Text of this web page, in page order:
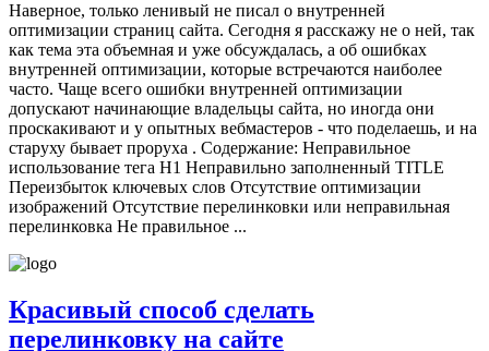
Наверное, только ленивый не писал о внутренней
оптимизации страниц сайта. Сегодня я расскажу не о ней, так
как тема эта объемная и уже обсуждалась, а об ошибках
внутренней оптимизации, которые встречаются наиболее
часто. Чаще всего ошибки внутренней оптимизации
допускают начинающие владельцы сайта, но иногда они
проскакивают и у опытных вебмастеров - что поделаешь, и на
старуху бывает проруха . Содержание: Неправильное
использование тега H1 Неправильно заполненный TITLE
Переизбыток ключевых слов Отсутствие оптимизации
изображений Отсутствие перелинковки или неправильная
перелинковка Не правильное ...
Красивый способ сделать
перелинковку на сайте